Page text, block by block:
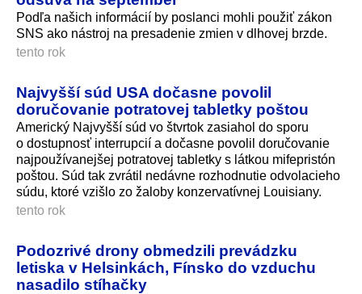
Podľa našich informácií by poslanci mohli použiť zákon
SNS ako nástroj na presadenie zmien v dlhovej brzde.
tento rok
Najvyšší súd USA dočasne povolil
doručovanie potratovej tabletky poštou
Americký Najvyšší súd vo štvrtok zasiahol do sporu
o dostupnosť interrupcií a dočasne povolil doručovanie
najpoužívanejšej potratovej tabletky s látkou mifepristón
poštou. Súd tak zvrátil nedávne rozhodnutie odvolacieho
súdu, ktoré vzišlo zo žaloby konzervatívnej Louisiany.
tento rok
Podozrivé drony obmedzili prevádzku
letiska v Helsinkách, Fínsko do vzduchu
nasadilo stíhačky